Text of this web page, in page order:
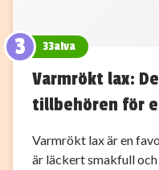
3 33alva
Varmrökt lax:
tillbehören för
Varmrökt lax är en
är läckert smakfull och